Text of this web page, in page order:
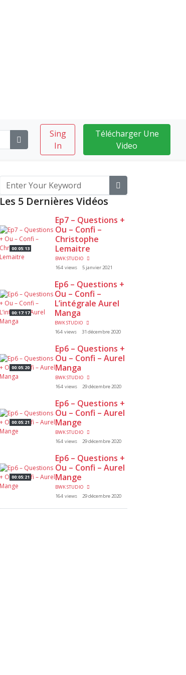
Sing
In
Télécharger Une
Video
Les 5 Dernières Vidéos
00:05:13
Ep7 – Questions +
Ou – Confi –
Christophe
Lemaitre
BWK STUDIO
164 views
5 janvier 2021
00:17:17
Ep6 – Questions +
Ou – Confi –
L’intégrale Aurel
Manga
BWK STUDIO
164 views
31 décembre 2020
00:05:20
Ep6 – Questions +
Ou – Confi – Aurel
Manga
BWK STUDIO
164 views
29 décembre 2020
00:05:21
Ep6 – Questions +
Ou – Confi – Aurel
Mange
BWK STUDIO
164 views
29 décembre 2020
00:05:21
Ep6 – Questions +
Ou – Confi – Aurel
Mange
BWK STUDIO
164 views
29 décembre 2020